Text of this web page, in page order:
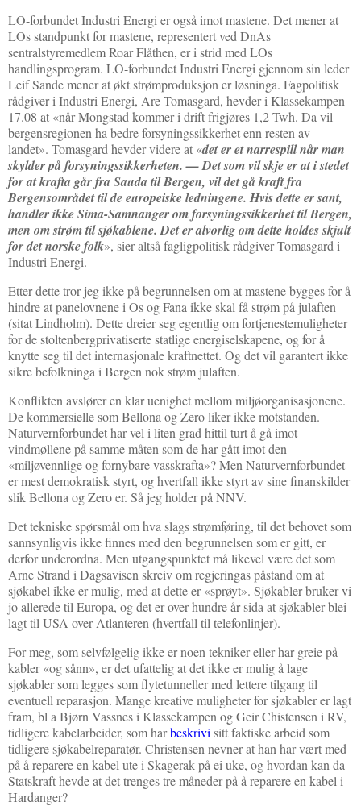
LO-forbundet Industri Energi er også imot mastene. Det mener at
LOs standpunkt for mastene, representert ved DnAs
sentralstyremedlem Roar Flåthen, er i strid med LOs
handlingsprogram. LO-forbundet Industri Energi gjennom sin leder
Leif Sande mener at økt strømproduksjon er løsninga. Fagpolitisk
rådgiver i Industri Energi, Are Tomasgard, hevder i Klassekampen
17.08 at «når Mongstad kommer i drift frigjøres 1,2 Twh. Da vil
bergensregionen ha bedre forsyningssikkerhet enn resten av
landet». Tomasgard hevder videre at «det er et narrespill når man
skylder på forsyningssikkerheten. — Det som vil skje er at i stedet
for at krafta går fra Sauda til Bergen, vil det gå kraft fra
Bergensområdet til de europeiske ledningene. Hvis dette er sant,
handler ikke Sima-Samnanger om forsyningssikkerhet til Bergen,
men om strøm til sjøkablene. Det er alvorlig om dette holdes skjult
for det norske folk», sier altså fagligpolitisk rådgiver Tomasgard i
Industri Energi.
Etter dette tror jeg ikke på begrunnelsen om at mastene bygges for å
hindre at panelovnene i Os og Fana ikke skal få strøm på julaften
(sitat Lindholm). Dette dreier seg egentlig om fortjenestemuligheter
for de stoltenbergprivatiserte statlige energiselskapene, og for å
knytte seg til det internasjonale kraftnettet. Og det vil garantert ikke
sikre befolkninga i Bergen nok strøm julaften.
Konflikten avslører en klar uenighet mellom miljøorganisasjonene.
De kommersielle som Bellona og Zero liker ikke motstanden.
Naturvernforbundet har vel i liten grad hittil turt å gå imot
vindmøllene på samme måten som de har gått imot den
«miljøvennlige og fornybare vasskrafta»? Men Naturvernforbundet
er mest demokratisk styrt, og hvertfall ikke styrt av sine finanskilder
slik Bellona og Zero er. Så jeg holder på NNV.
Det tekniske spørsmål om hva slags strømføring, til det behovet som
sannsynligvis ikke finnes med den begrunnelsen som er gitt, er
derfor underordna. Men utgangspunktet må likevel være det som
Arne Strand i Dagsavisen skreiv om regjeringas påstand om at
sjøkabel ikke er mulig, med at dette er «sprøyt». Sjøkabler bruker vi
jo allerede til Europa, og det er over hundre år sida at sjøkabler blei
lagt til USA over Atlanteren (hvertfall til telefonlinjer).
For meg, som selvfølgelig ikke er noen tekniker eller har greie på
kabler «og sånn», er det ufattelig at det ikke er mulig å lage
sjøkabler som legges som flytetunneller med lettere tilgang til
eventuell reparasjon. Mange kreative muligheter for sjøkabler er lagt
fram, bl a Bjørn Vassnes i Klassekampen og Geir Chistensen i RV,
tidligere kabelarbeider, som harbeskrivi sitt faktiske arbeid som
tidligere sjøkabelreparatør. Christensen nevner at han har vært med
på å reparere en kabel ute i Skagerak på ei uke, og hvordan kan da
Statskraft hevde at det trenges tre måneder på å reparere en kabel i
Hardanger?